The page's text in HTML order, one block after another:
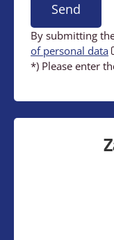
Send
By submitting
of personal data
*) Please enter